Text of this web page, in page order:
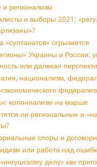
регионализм
и выборы 2021:
«султанатов» огрызается
Украины и России:
или далекая
национализм,
колониализм на марше
ли региональные и
споры и
или работа над
делу» как